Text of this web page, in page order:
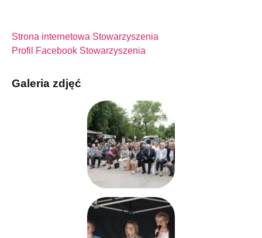
Strona internetowa Stowarzyszenia
Profil Facebook Stowarzyszenia
Galeria zdjęć